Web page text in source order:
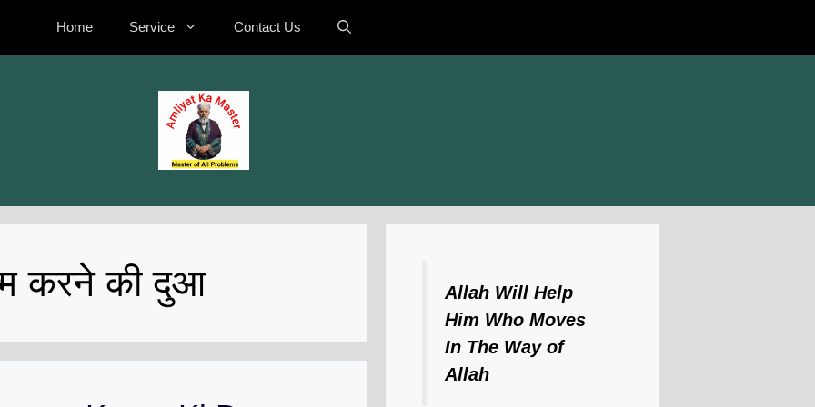
Home Service Contact Us
करने की दुआ
Allah Will Help
Him Who Moves
In The Way of
Allah